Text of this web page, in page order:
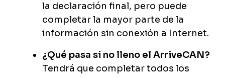
la declaración final, pero puede
completar la mayor parte de la
información sin conexión a Internet.
¿Qué pasa si no lleno el ArriveCAN?
Tendrá que completar todos los